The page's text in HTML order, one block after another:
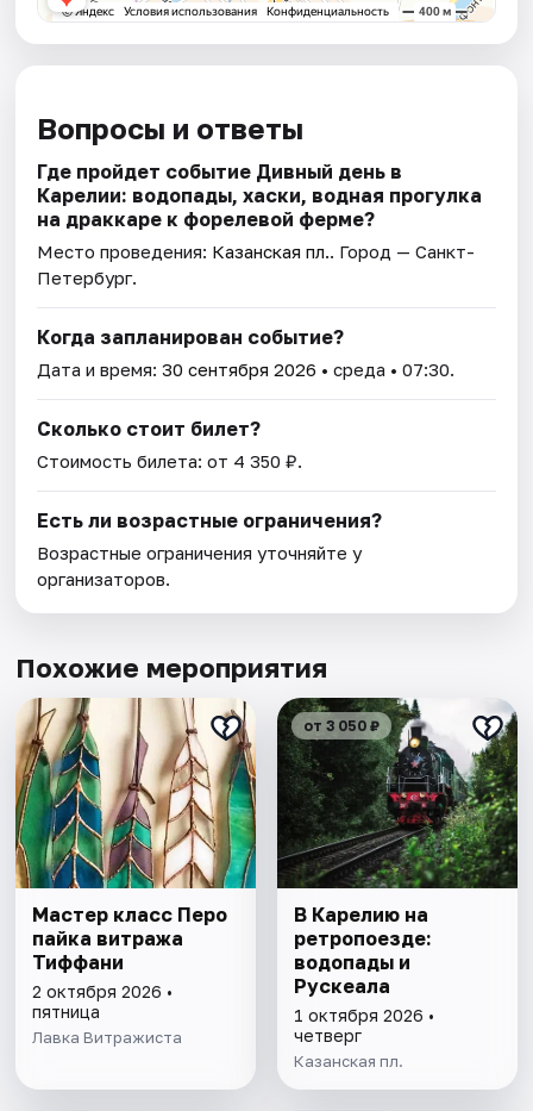
Вопросы и ответы
Где пройдет событие Дивный день в
Карелии: водопады, хаски, водная прогулка
на драккаре к форелевой ферме?
Место проведения: Казанская пл.. Город — Санкт-
Петербург.
Когда запланирован событие?
Дата и время:30 сентября 2026 • среда • 07:30.
Сколько стоит билет?
Стоимость билета: от 4 350 ₽.
Есть ли возрастные ограничения?
Возрастные ограничения уточняйте у
организаторов.
Похожие мероприятия
Мастер класс Перо
пайка витража
Тиффани
2 октября 2026 •
пятница
Лавка Витражиста
от 3 050 ₽
В Карелию на
ретропоезде:
водопады и
Рускеала
1 октября 2026 •
четверг
Казанская пл.